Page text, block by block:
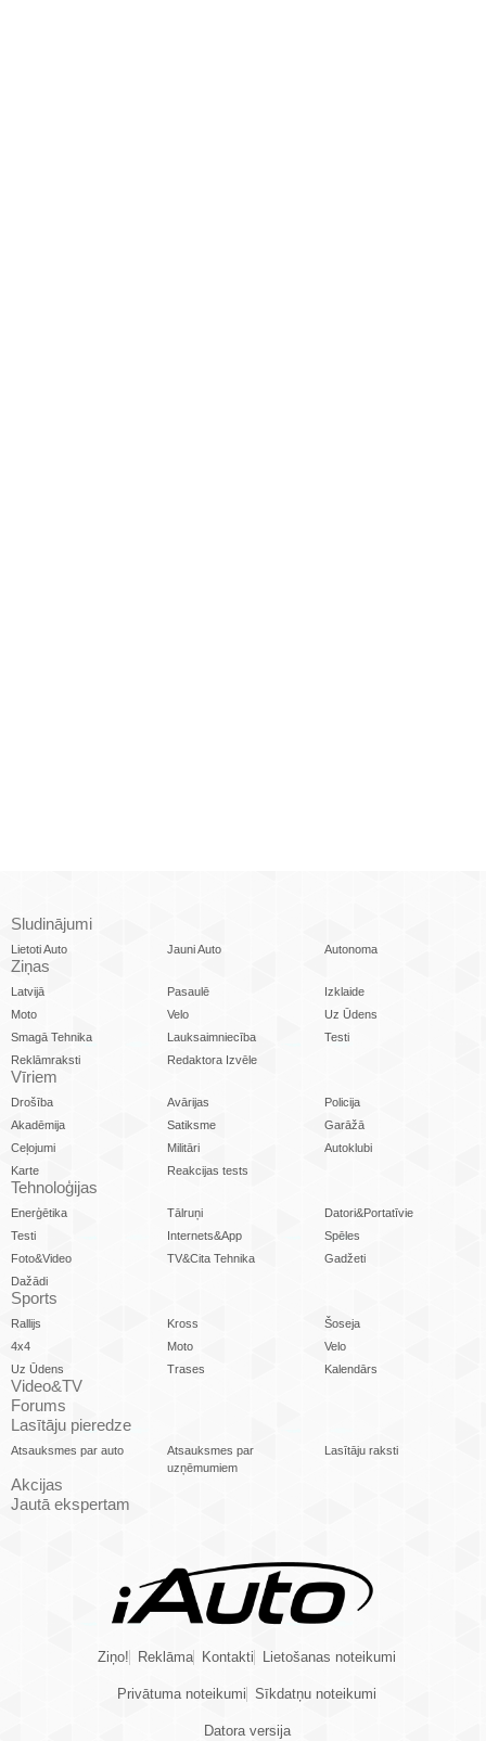
Sludinājumi
Lietoti Auto Jauni Auto Autonoma
Ziņas
Latvijā Pasaulē
Izklaide
Moto
Velo
Uz Ūdens
Smagā Tehnika
Lauksaimniecība
Testi
Reklāmraksti
Redaktora Izvēle
Vīriem
Drošība Avārijas
Policija
Akadēmija
Satiksme
Garāžā
Ceļojumi
Militāri
Autoklubi
Karte
Reakcijas tests
Tehnoloģijas
Enerģētika Tālruņi
Datori&Portatīvie
Testi
Internets&App
Spēles
Foto&Video
TV&Cita Tehnika
Gadžeti
Dažādi
Sports
Rallijs Kross
Šoseja
4x4
Moto
Velo
Uz Ūdens
Trases Kalendārs
Video&TV
Forums
Lasītāju pieredze
Atsauksmes par auto
Atsauksmes par
uzņēmumiem
Lasītāju raksti
Akcijas
Jautā ekspertam
Ziņo! Reklāma Kontakti Lietošanas noteikumi
Privātuma noteikumi Sīkdatņu noteikumi
Datora versija